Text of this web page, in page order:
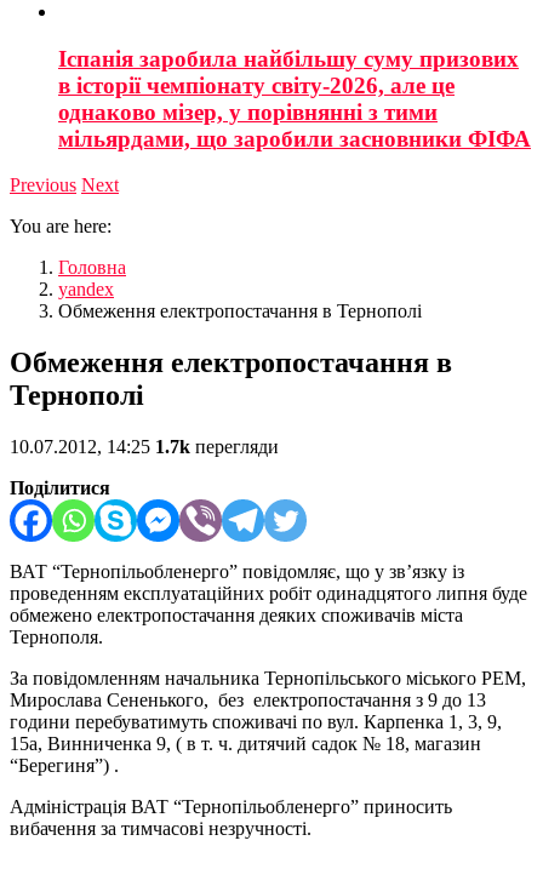
Іспанія заробила найбільшу суму призових
в історії чемпіонату світу-2026, але це
однаково мізер, у порівнянні з тими
мільярдами, що заробили засновники ФІФА
Previous Next
You are here:
Головна
yandex
Обмеження електропостачання в Тернополі
Обмеження електропостачання в
Тернополі
10.07.2012, 14:25 1.7k перегляди
Поділитися
ВАТ “Тернопільобленерго” повідомляє, що у зв’язку із
проведенням експлуатаційних робіт одинадцятого липня буде
обмежено електропостачання деяких споживачів міста
Тернополя.
За повідомленням начальника Тернопільського міського РЕМ,
Мирослава Сененького, без електропостачання з 9 до 13
години перебуватимуть споживачі по вул. Карпенка 1, 3, 9,
15а, Винниченка 9, ( в т. ч. дитячий садок № 18, магазин
“Берегиня”) .
Адміністрація ВАТ “Тернопільобленерго” приносить
вибачення за тимчасові незручності.